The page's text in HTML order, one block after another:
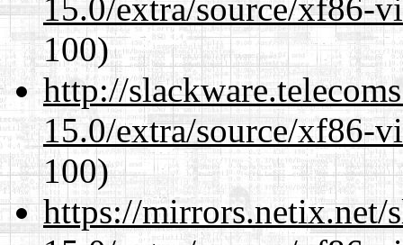
15.0/extra/source/xf86-
100)
http://
15.0/extra/source/xf86-
100)
https://mirrors.netix.net/